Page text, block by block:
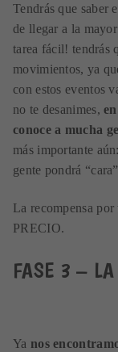
Tendrás que saber
de llegar a la
tarea fácil! tendrás
movimientos, ya
con estos eventos
no te desanimes,
conoce a mucha
más importante
gente pondrá
La recompensa
PRECIO.
FASE 3 –
Ya nos